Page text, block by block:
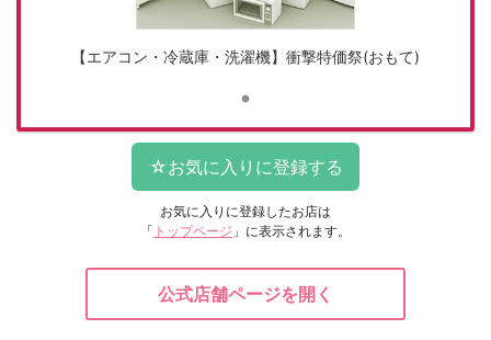
【エアコン・冷蔵庫・洗濯機】衝撃特価祭(おもて)
お気に入りに登録したお店は
「 トップページ 」に表示されます。
公式店舗ページを開く